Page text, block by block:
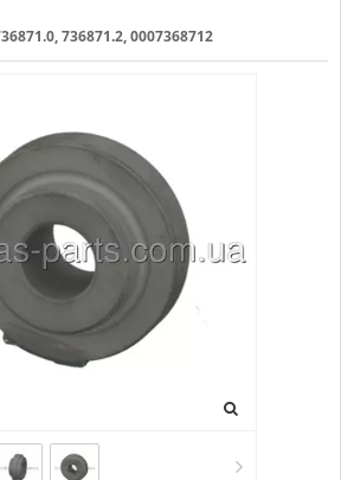
736871.2, 0007368712